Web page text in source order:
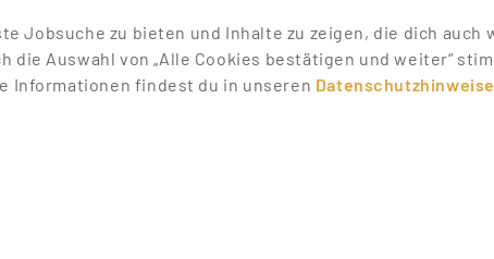
LINKS SONSTIGES
Jobsuche zu bieten und Inhalte zu zeigen, die dich
die Auswahl von „Alle Cookies bestätigen und weiter“
Informationen findest du in unseren